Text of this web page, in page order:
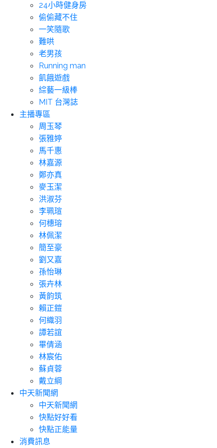
24小時健身房
偷偷藏不住
一笑隨歌
難哄
老男孩
Running man
飢餓遊戲
綜藝一級棒
MIT 台灣誌
主播專區
周玉琴
張雅婷
馬千惠
林嘉源
鄭亦真
麥玉潔
洪淑芬
李珮瑄
何橞瑢
林佩潔
簡至豪
劉又嘉
孫怡琳
張卉林
黃韵筑
賴正鎧
何織羽
譚若誼
畢倩涵
林宸佑
蘇貞蓉
戴立綱
中天新聞網
中天新聞網
快點好好看
快點正能量
消費訊息